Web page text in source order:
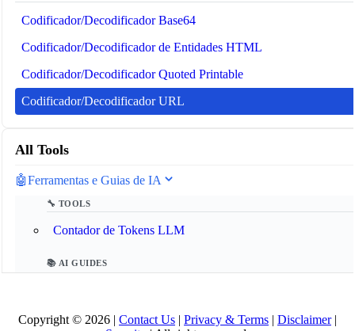
Codificador/Decodificador Base64
Codificador/Decodificador de Entidades HTML
Codificador/Decodificador Quoted Printable
Codificador/Decodificador URL
All Tools
🤖Ferramentas e Guias de IA
🔧 TOOLS
Contador de Tokens LLM
📚 AI GUIDES
O que é o Model Context Protocol (MCP)?
Copyright © 2026 | Contact Us | Privacy & Terms | Disclaimer|